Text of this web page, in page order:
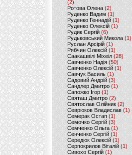
(2)
Ротова Олена(2)
Руденко Вадим (1)
Руденко Геннадій (1)
Руденко Олексій(1)
Рудик Сергій(6)
Рудьковський Микола (1)
Руслан Арсірій(1)
Рябчин Олексій (1)
Саакашвілі Міхеіл(28)
Савченко Надія (50)
Савченко Олексій(1)
Савчук Василь (1)
Садовий Андрій (3)
Сандлер Дмитро(1)
Сапожко Ігор(1)
Святаш Дмитро (2)
Святослав Олійник (2)
Севрюков Владислав (1)
Семерак Остап (1)
Семочко Сергій (3)
Семченко Ольга (1)
Сенченко Сергій(1)
Середюк Олексій(1)
Серпокрилов Віталій(1)
Сивохо Сергій(1)